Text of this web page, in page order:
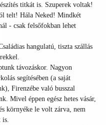
titkát is. Szuperek voltak!
telt! Hála Neked! Mindkét
- csak felsőfokban lehet
hangulatú, tiszta szállás
távozáskor. Nagyon
segítésében (a saját
Firenzébe való busszal
Mivel éppen egész hetes vásár,
környéke le volt zárva, nem